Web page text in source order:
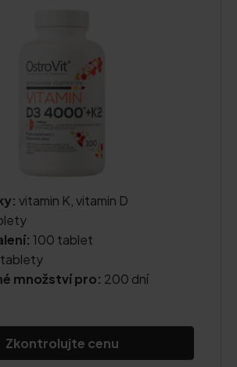
vitamin K, vitamin D
100 tablet
množství pro: 200 dní
Zkontrolujte cenu